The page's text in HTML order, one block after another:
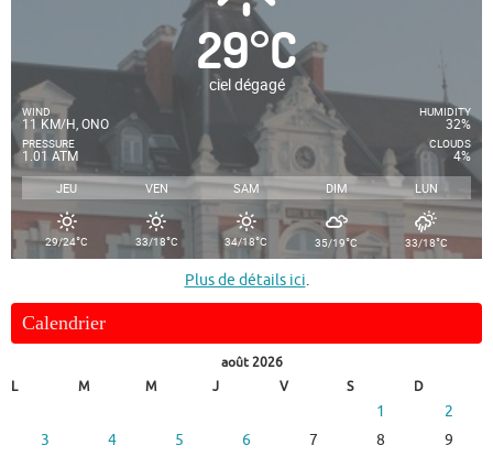
29°C
ciel dégagé
WIND
11 KM/H, ONO
PRESSURE
1.01 ATM
HUMIDITY
32%
CLOUDS
4%
JEU VEN SAM DIM LUN
29/24°C 33/18°C 34/18°C 35/19°C 33/18°C
Plus de détails ici.
Calendrier
août 2026
L
M M J V S D
1
2
3
4 5 6 7 8
9